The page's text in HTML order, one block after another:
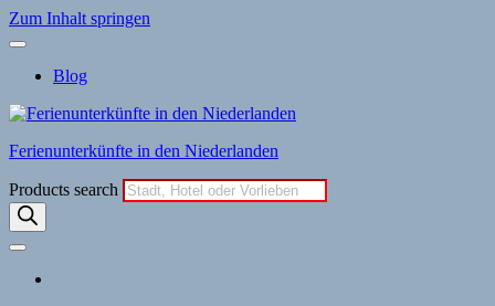
Zum Inhalt springen
Blog
Ferienunterkünfte in den Niederlanden
Products search